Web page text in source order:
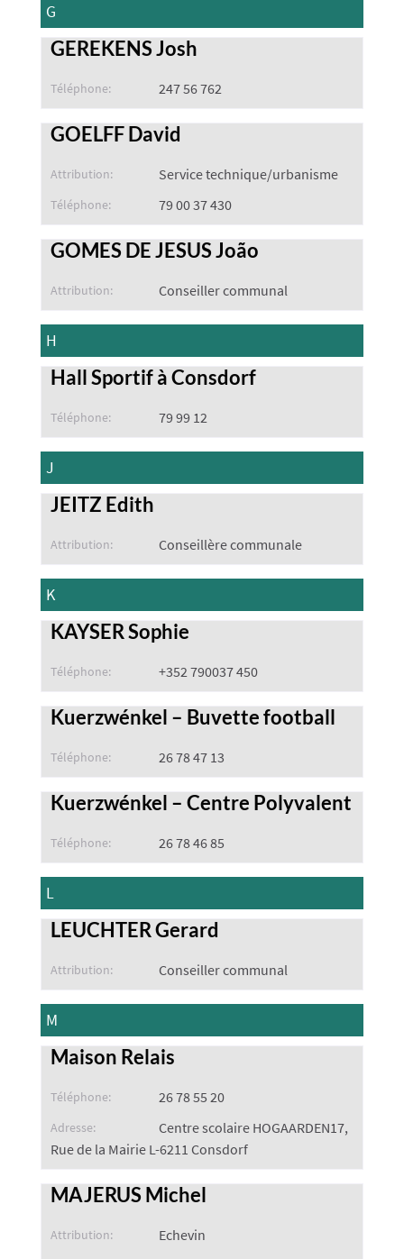
G
GEREKENS Josh
Téléphone: 247 56 762
GOELFF David
Attribution: Service technique/urbanisme
Téléphone: 79 00 37 430
GOMES DE JESUS João
Attribution: Conseiller communal
H
Hall Sportif à Consdorf
Téléphone: 79 99 12
J
JEITZ Edith
Attribution: Conseillère communale
K
KAYSER Sophie
Téléphone: +352 790037 450
Kuerzwénkel – Buvette football
Téléphone: 26 78 47 13
Kuerzwénkel – Centre Polyvalent
Téléphone: 26 78 46 85
L
LEUCHTER Gerard
Attribution: Conseiller communal
M
Maison Relais
Téléphone: 26 78 55 20
Adresse:
Centre scolaire HOGAARDEN17,
Rue de la Mairie L-6211 Consdorf
MAJERUS Michel
Attribution: Echevin